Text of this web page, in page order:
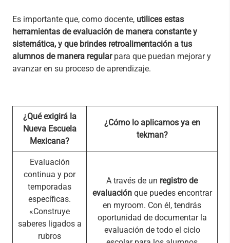
Es importante que, como docente, utilices estas
herramientas de evaluación de manera constante y
sistemática, y que brindes retroalimentación a tus
alumnos de manera regularpara que puedan mejorar y
avanzar en su proceso de aprendizaje.
¿Qué exigirá la
Nueva Escuela
Mexicana?
¿Cómo lo aplicamos ya en
tekman?
Evaluación
continua y por
temporadas
específicas.
«Construye
saberes ligados a
rubros
A través de un registro de
evaluaciónque puedes encontrar
en myroom. Con él, tendrás
oportunidad de documentar la
evaluación de todo el ciclo